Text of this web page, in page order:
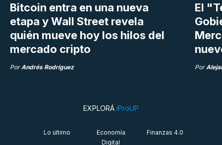
Bitcoin entra en una nueva
etapa y Wall Street revela
quién mueve hoy los hilos del
mercado cripto
Por Andrés Rodríguez
El
Por
EXPLORÁ iProUP
Lo último
Economía
Digital
Finanzas 4.0